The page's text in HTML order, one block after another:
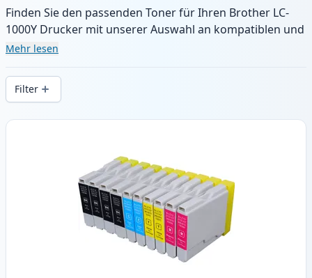
Finden Sie den passenden Toner für Ihren Brother LC-
1000Y Drucker mit unserer Auswahl an kompatiblen und
XL-Patronen. Profitieren Sie von gleichbleibender
in .
Mehr lesen
Filter
Produkte